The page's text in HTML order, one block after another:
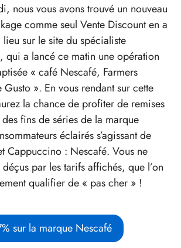
nous vous avons trouvé un nouveau
comme seul Vente Discount en a
sur le site du spécialiste
qui a lancé ce matin une opération
« café Nescafé, Farmers
». En vous rendant sur cette
la chance de profiter de remises
des fins de séries de la marque
éclairés s’agissant de
Cappuccino : Nescafé. Vous ne
par les tarifs affichés, que l’on
qualifier de « pas cher » !
sur la marque Nescafé